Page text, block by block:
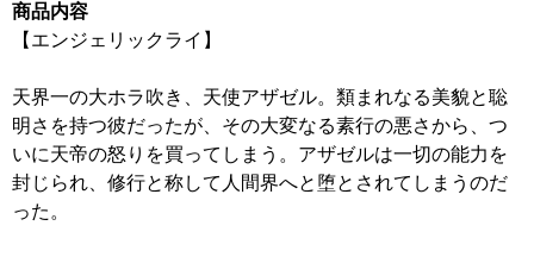
商品内容
【エンジェリックライ】
天界一の大ホラ吹き、天使アザゼル。類まれなる美貌と聡
明さを持つ彼だったが、その大変なる素行の悪さから、つ
いに天帝の怒りを買ってしまう。アザゼルは一切の能力を
封じられ、修行と称して人間界へと堕とされてしまうのだ
った。